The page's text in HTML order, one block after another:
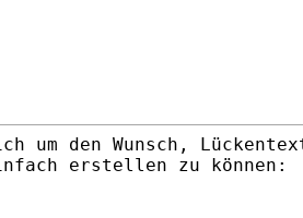
um den Wunsch,
erstellen zu können: